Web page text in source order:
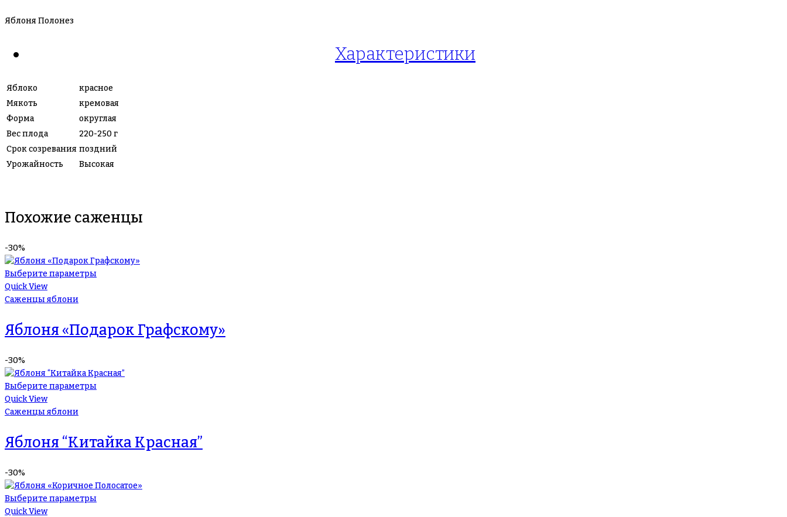
Яблоня Полонез
Характеристики
Яблоко
красное
Мякоть
кремовая
Форма
округлая
Вес плода
220-250 г
Срок созревания поздний
Урожайность
Высокая
Похожие саженцы
-30%
Выберите параметры
Quick View
Саженцы яблони
Яблоня «Подарок Графскому»
-30%
Выберите параметры
Quick View
Саженцы яблони
Яблоня “Китайка Красная”
-30%
Выберите параметры
Quick View